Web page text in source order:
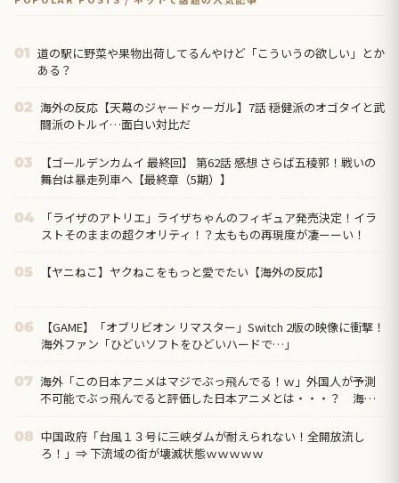
01 道の駅に野菜や果物出荷してるんやけど「こういうの欲しい」とか
ある？
02 海外の反応【天幕のジャードゥーガル】7話 穏健派のオゴタイと武
闘派のトルイ…面白い対比だ
03
【ゴールデンカムイ 最終回】 第62話 感想 さらば五稜郭！戦いの
舞台は暴走列車へ【最終章（5期）】
04
「ライザのアトリエ」ライザちゃんのフィギュア発売決定！イラ
ストそのままの超クオリティ！？太ももの再現度が凄ーーい！
05 【ヤニねこ】ヤクねこをもっと愛でたい【海外の反応】
06
【GAME】「オブリビオン リマスター」Switch 2版の映像に衝撃！
海外ファン「ひどいソフトをひどいハードで…」
07 海外「この日本アニメはマジでぶっ飛んでる！ｗ」外国人が予測
不可能でぶっ飛んでると評価した日本アニメとは・・・？ 海外
08 中国政府「台風１３号に三峡ダムが耐えられない！全開放流し
ろ！」⇒ 下流域の街が壊滅状態ｗｗｗｗｗ